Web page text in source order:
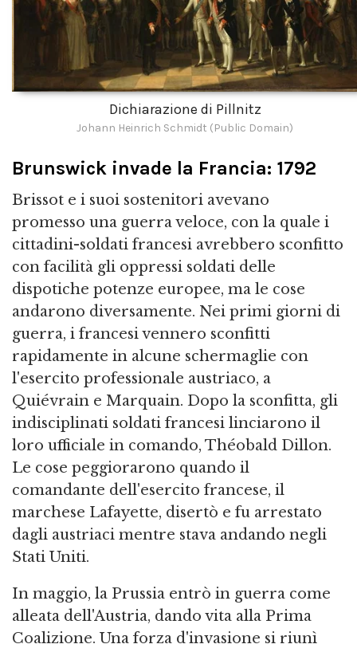
Dichiarazione di Pillnitz
Johann Heinrich Schmidt (Public Domain)
Brunswick invade la Francia: 1792
Brissot e i suoi sostenitori avevano
promesso una guerra veloce, con la quale i
cittadini-soldati francesi avrebbero sconfitto
con facilità gli oppressi soldati delle
dispotiche potenze europee, ma le cose
andarono diversamente. Nei primi giorni di
guerra, i francesi vennero sconfitti
rapidamente in alcune schermaglie con
l'esercito professionale austriaco, a
Quiévrain e Marquain. Dopo la sconfitta, gli
indisciplinati soldati francesi linciarono il
loro ufficiale in comando, Théobald Dillon.
Le cose peggiorarono quando il
comandante dell'esercito francese, il
marchese Lafayette, disertò e fu arrestato
dagli austriaci mentre stava andando negli
Stati Uniti.
In maggio, la Prussia entrò in guerra come
alleata dell'Austria, dando vita alla Prima
Coalizione. Una forza d'invasione si riunì